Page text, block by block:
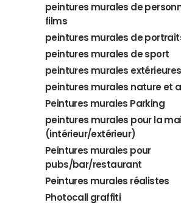
peintures murales de
films
peintures murales de
peintures murales de sport
peintures murales extérieures
peintures murales nature et
Peintures murales Parking
peintures murales pour la
(intérieur/extérieur)
Peintures murales pour
pubs/bar/restaurant
Peintures murales réalistes
Photocall graffiti